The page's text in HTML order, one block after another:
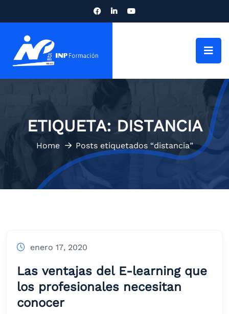
ETIQUETA: DISTANCIA
Home Posts etiquetados “distancia”
enero 17, 2020
Las ventajas del E-learning que
los profesionales necesitan
conocer